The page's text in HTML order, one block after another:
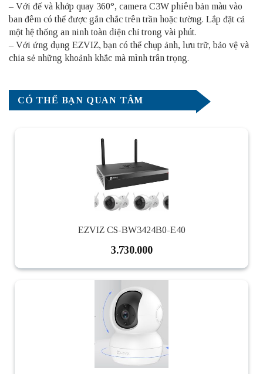
– Với đế và khớp quay 360°, camera C3W phiên bản màu vào
ban đêm có thể được gắn chắc trên trần hoặc tường. Lắp đặt cả
một hệ thống an ninh toàn diện chỉ trong vài phút.
– Với ứng dụng EZVIZ, bạn có thể chụp ảnh, lưu trữ, bảo vệ và
chia sẻ những khoảnh khắc mà mình trân trọng.
CÓ THỂ BẠN QUAN TÂM
EZVIZ CS-BW3424B0-E40
3.730.000